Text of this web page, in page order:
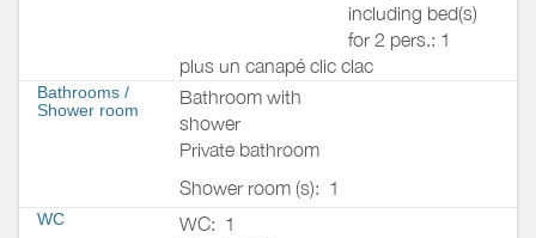
including bed(s)
for 2 pers.: 1
plus un canapé clic clac
Bathrooms /
Shower room
Bathroom with
shower
Private bathroom
Shower room (s): 1
WC WC: 1